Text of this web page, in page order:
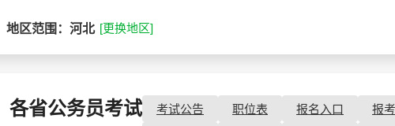
考试政策成绩查询 成绩查询
地区范围：河北 [更换地区]
各省公务员考试 考试公告 职位表 报名入口 报